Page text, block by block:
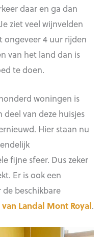
daar en ga dan
ziet veel wijnvelden
ongeveer 4 uur rijden
van het land dan is
te doen.
woningen is
van deze huisjes
Hier staan nu
fijne sfeer. Dus zeker
Er is ook een
beschikbare
Landal Mont Royal.